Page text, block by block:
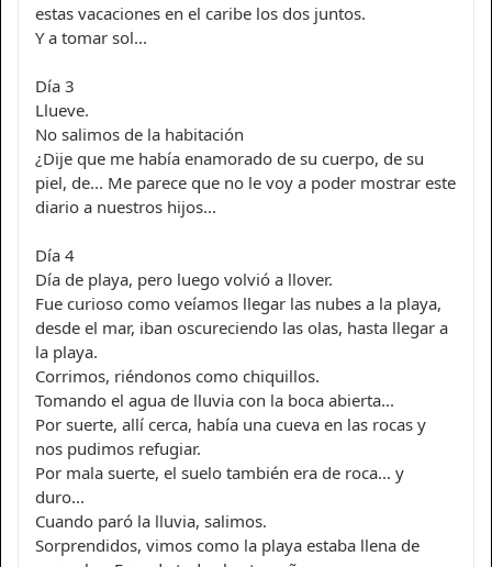
estas vacaciones en el caribe los dos juntos.
Y a tomar sol...
Día 3
Llueve.
No salimos de la habitación
¿Dije que me había enamorado de su cuerpo, de su
piel, de... Me parece que no le voy a poder mostrar este
diario a nuestros hijos...
Día 4
Día de playa, pero luego volvió a llover.
Fue curioso como veíamos llegar las nubes a la playa,
desde el mar, iban oscureciendo las olas, hasta llegar a
la playa.
Corrimos, riéndonos como chiquillos.
Tomando el agua de lluvia con la boca abierta...
Por suerte, allí cerca, había una cueva en las rocas y
nos pudimos refugiar.
Por mala suerte, el suelo también era de roca... y
duro...
Cuando paró la lluvia, salimos.
Sorprendidos, vimos como la playa estaba llena de